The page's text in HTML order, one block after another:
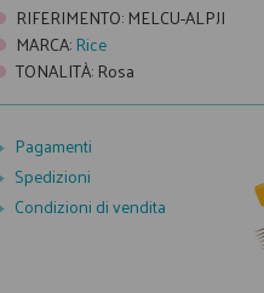
RIFERIMENTO: MELCU-ALPJI
MARCA:Rice
TONALITÀ: Rosa
Pagamenti
Spedizioni
Condizioni di vendita